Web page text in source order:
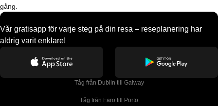
gång.
Vår gratisapp för varje steg på din resa – reseplanering har
aldrig varit enklare!
Tåg från Dublin till Galway
Tåg från Faro till Porto